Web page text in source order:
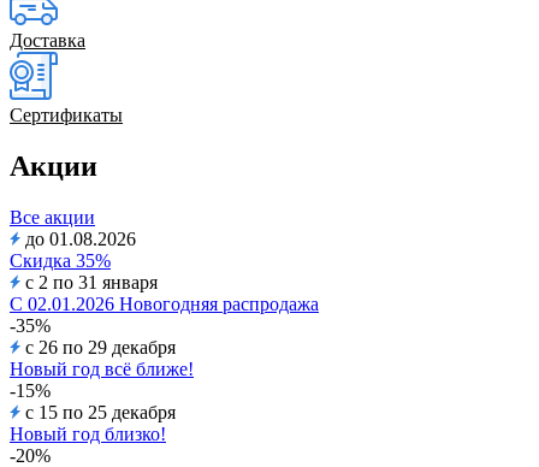
Доставка
Сертификаты
Акции
Все акции
до 01.08.2026
Скидка 35%
с 2 по 31 января
С 02.01.2026 Новогодняя распродажа
-35%
с 26 по 29 декабря
Новый год всё ближе!
-15%
с 15 по 25 декабря
Новый год близко!
-20%